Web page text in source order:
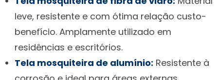
leve, resistente e com ótima relação custo-
benefício. Amplamente utilizado em
residências e escritórios.
Tela mosquiteira de alumínio: Resistente à